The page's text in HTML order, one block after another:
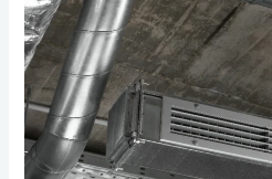
Harga
AC
Central
dan
Keunggulannya
Dibandingkan